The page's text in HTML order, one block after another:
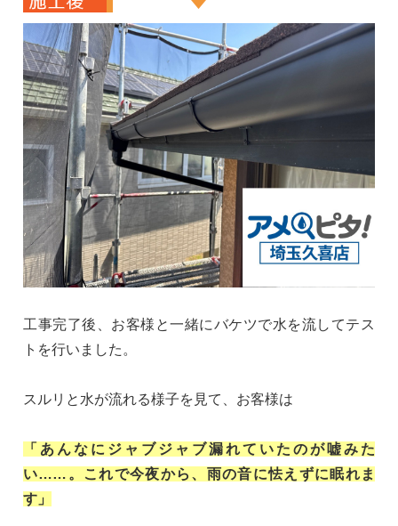
工事完了後、お客様と一緒にバケツで水を流してテス
トを行いました。
スルリと水が流れる様子を見て、お客様は
「あんなにジャブジャブ漏れていたのが嘘みた
い……。これで今夜から、雨の音に怯えずに眠れま
す」